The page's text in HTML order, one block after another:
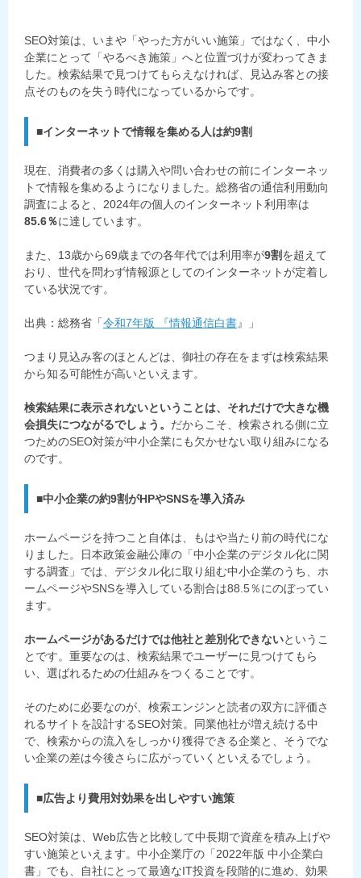
SEO対策は、いまや「やった方がいい施策」ではなく、中小
企業にとって「やるべき施策」へと位置づけが変わってきま
した。検索結果で見つけてもらえなければ、見込み客との接
点そのものを失う時代になっているからです。
■インターネットで情報を集める人は約9割
現在、消費者の多くは購入や問い合わせの前にインターネッ
トで情報を集めるようになりました。総務省の通信利用動向
調査によると、2024年の個人のインターネット利用率は
85.6％に達しています。
また、13歳から69歳までの各年代では利用率が9割を超えて
おり、世代を問わず情報源としてのインターネットが定着し
ている状況です。
出典：総務省「令和7年版 『情報通信白書』」
つまり見込み客のほとんどは、御社の存在をまずは検索結果
から知る可能性が高いといえます。
検索結果に表示されないということは、それだけで大きな機
会損失につながるでしょう。 だからこそ、検索される側に立
つためのSEO対策が中小企業にも欠かせない取り組みになる
のです。
■中小企業の約9割がHPやSNSを導入済み
ホームページを持つこと自体は、もはや当たり前の時代にな
りました。日本政策金融公庫の「中小企業のデジタル化に関
する調査」では、デジタル化に取り組む中小企業のうち、ホ
ームページやSNSを導入している割合は88.5％にのぼってい
ます。
ホームページがあるだけでは他社と差別化できないというこ
とです。重要なのは、検索結果でユーザーに見つけてもら
い、選ばれるための仕組みをつくることです。
そのために必要なのが、検索エンジンと読者の双方に評価さ
れるサイトを設計するSEO対策。同業他社が増え続ける中
で、検索からの流入をしっかり獲得できる企業と、そうでな
い企業の差は今後さらに広がっていくといえるでしょう。
■広告より費用対効果を出しやすい施策
SEO対策は、Web広告と比較して中長期で資産を積み上げや
すい施策といえます。中小企業庁の「2022年版 中小企業白
書」でも、自社にとって最適なIT投資を段階的に進め、効果